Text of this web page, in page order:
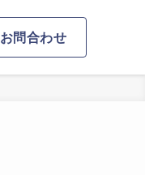
お問合わせ